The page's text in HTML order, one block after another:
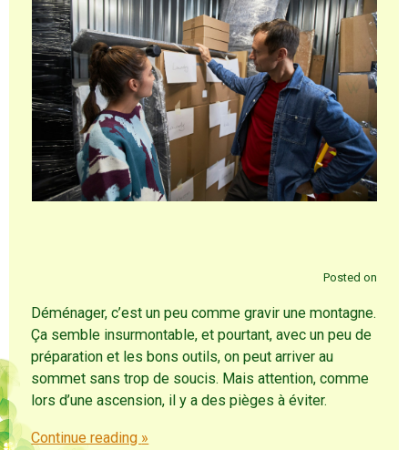
Posted on
Déménager, c’est un peu comme gravir une montagne.
Ça semble insurmontable, et pourtant, avec un peu de
préparation et les bons outils, on peut arriver au
sommet sans trop de soucis. Mais attention, comme
lors d’une ascension, il y a des pièges à éviter.
Continue reading »